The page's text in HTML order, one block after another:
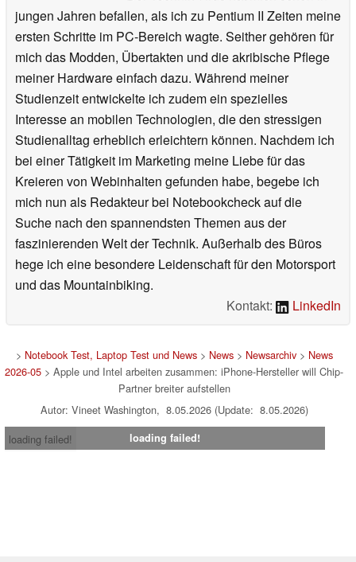
jungen Jahren befallen, als ich zu Pentium II Zeiten meine
ersten Schritte im PC-Bereich wagte. Seither gehören für
mich das Modden, Übertakten und die akribische Pflege
meiner Hardware einfach dazu. Während meiner
Studienzeit entwickelte ich zudem ein spezielles
Interesse an mobilen Technologien, die den stressigen
Studienalltag erheblich erleichtern können. Nachdem ich
bei einer Tätigkeit im Marketing meine Liebe für das
Kreieren von Webinhalten gefunden habe, begebe ich
mich nun als Redakteur bei Notebookcheck auf die
Suche nach den spannendsten Themen aus der
faszinierenden Welt der Technik. Außerhalb des Büros
hege ich eine besondere Leidenschaft für den Motorsport
und das Mountainbiking.
Kontakt:
LinkedIn
> Notebook Test, Laptop Test und News> News> Newsarchiv> News
2026-05 > Apple und Intel arbeiten zusammen: iPhone-Hersteller will Chip-
Partner breiter aufstellen
Autor: Vineet Washington, 8.05.2026 (Update: 8.05.2026)
loading failed!
loading failed!